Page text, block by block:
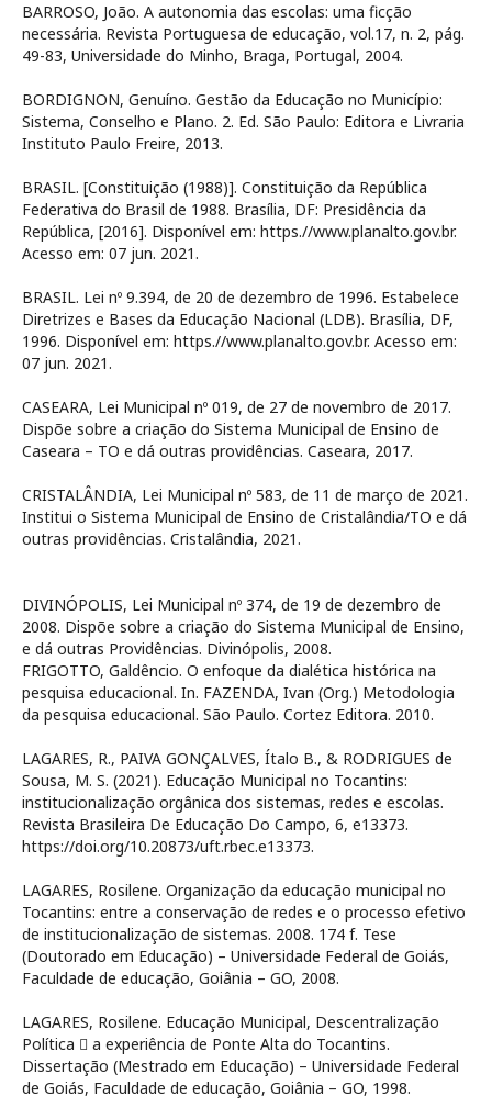
BARROSO, João. A autonomia das escolas: uma ficção
necessária. Revista Portuguesa de educação, vol.17, n. 2, pág.
49-83, Universidade do Minho, Braga, Portugal, 2004.
BORDIGNON, Genuíno. Gestão da Educação no Município:
Sistema, Conselho e Plano. 2. Ed. São Paulo: Editora e Livraria
Instituto Paulo Freire, 2013.
BRASIL. [Constituição (1988)]. Constituição da República
Federativa do Brasil de 1988. Brasília, DF: Presidência da
República, [2016]. Disponível em: https.//www.planalto.gov.br.
Acesso em: 07 jun. 2021.
BRASIL. Lei nº 9.394, de 20 de dezembro de 1996. Estabelece
Diretrizes e Bases da Educação Nacional (LDB). Brasília, DF,
1996. Disponível em: https.//www.planalto.gov.br. Acesso em:
07 jun. 2021.
CASEARA, Lei Municipal nº 019, de 27 de novembro de 2017.
Dispõe sobre a criação do Sistema Municipal de Ensino de
Caseara – TO e dá outras providências. Caseara, 2017.
CRISTALÂNDIA, Lei Municipal nº 583, de 11 de março de 2021.
Institui o Sistema Municipal de Ensino de Cristalândia/TO e dá
outras providências. Cristalândia, 2021.
DIVINÓPOLIS, Lei Municipal nº 374, de 19 de dezembro de
2008. Dispõe sobre a criação do Sistema Municipal de Ensino,
e dá outras Providências. Divinópolis, 2008.
FRIGOTTO, Galdêncio. O enfoque da dialética histórica na
pesquisa educacional. In. FAZENDA, Ivan (Org.) Metodologia
da pesquisa educacional. São Paulo. Cortez Editora. 2010.
LAGARES, R., PAIVA GONÇALVES, Ítalo B., & RODRIGUES de
Sousa, M. S. (2021). Educação Municipal no Tocantins:
institucionalização orgânica dos sistemas, redes e escolas.
Revista Brasileira De Educação Do Campo, 6, e13373.
https://doi.org/10.20873/uft.rbec.e13373.
LAGARES, Rosilene. Organização da educação municipal no
Tocantins: entre a conservação de redes e o processo efetivo
de institucionalização de sistemas. 2008. 174 f. Tese
(Doutorado em Educação) – Universidade Federal de Goiás,
Faculdade de educação, Goiânia – GO, 2008.
LAGARES, Rosilene. Educação Municipal, Descentralização
Política  a experiência de Ponte Alta do Tocantins.
Dissertação (Mestrado em Educação) – Universidade Federal
de Goiás, Faculdade de educação, Goiânia – GO, 1998.